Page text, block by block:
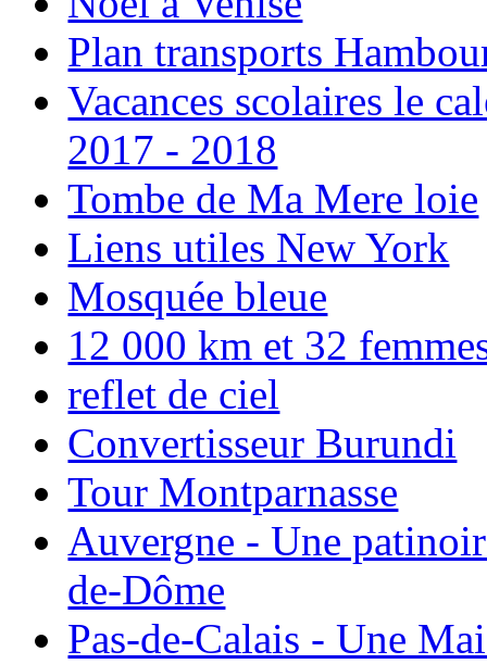
Plan transports
Vacances scolaires le
2017 - 2018
Tombe de Ma Mere loie
Liens utiles New York
Mosquée bleue
12 000 km et 32
reflet de ciel
Convertisseur Burundi
Tour Montparnasse
Auvergne - Une
de-Dôme
Pas-de-Calais - Une